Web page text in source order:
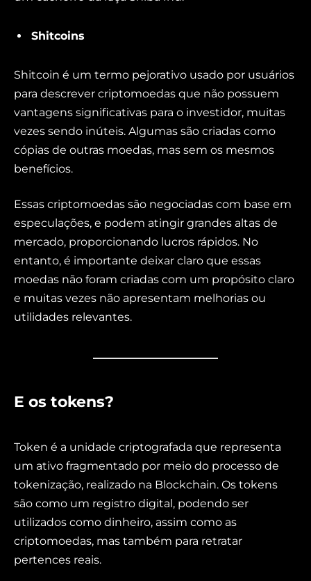
Shitcoins
Shitcoin é um termo pejorativo usado por usuários
para descrever criptomoedas que não possuem
vantagens significativas para o investidor, muitas
vezes sendo inúteis. Algumas são criadas como
cópias de outras moedas, mas sem os mesmos
benefícios.
Essas criptomoedas são negociadas com base em
especulações, e podem atingir grandes altas de
mercado, proporcionando lucros rápidos. No
entanto, é importante deixar claro que essas
moedas não foram criadas com um propósito claro
e muitas vezes não apresentam melhorias ou
utilidades relevantes.
E os tokens?
Token é a unidade criptografada que representa
um ativo fragmentado por meio do processo de
tokenização, realizado na Blockchain. Os tokens
são como um registro digital, podendo ser
utilizados como dinheiro, assim como as
criptomoedas, mas também para retratar
pertences reais.